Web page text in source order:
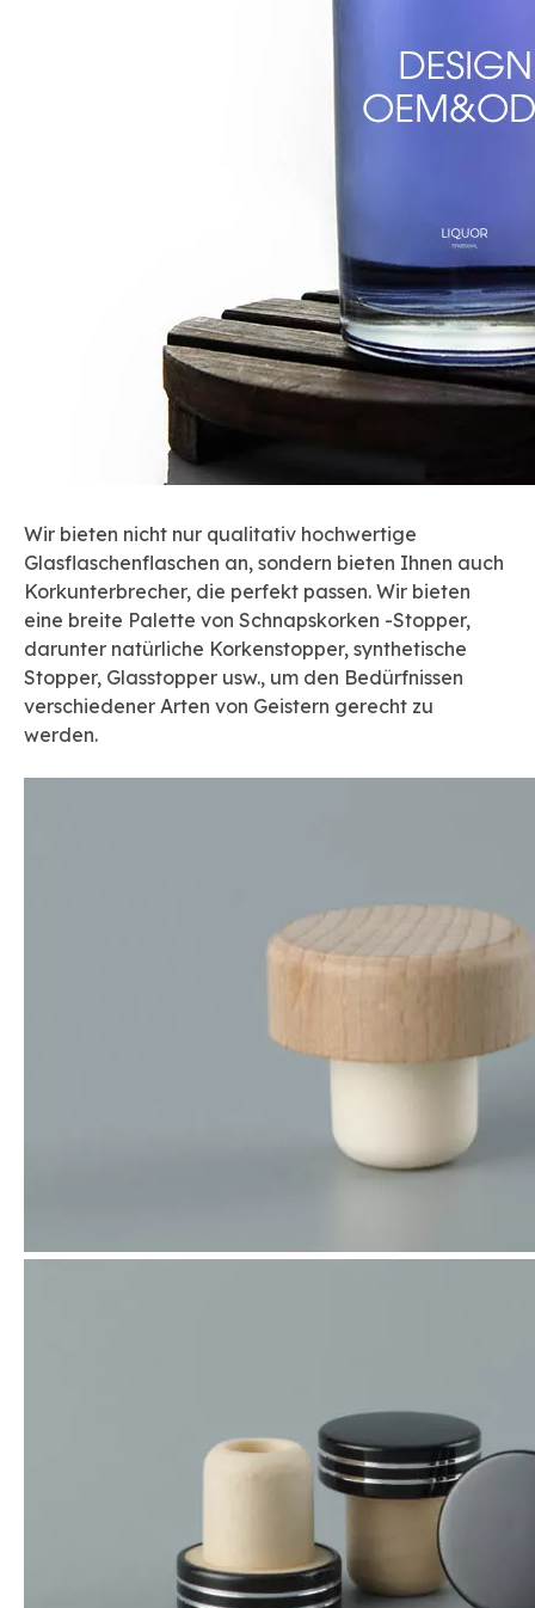
Wir bieten nicht nur qualitativ hochwertige
Glasflaschenflaschen an, sondern bieten Ihnen auch
Korkunterbrecher, die perfekt passen. Wir bieten
eine breite Palette von Schnapskorken -Stopper,
darunter natürliche Korkenstopper, synthetische
Stopper, Glasstopper usw., um den Bedürfnissen
verschiedener Arten von Geistern gerecht zu
werden.